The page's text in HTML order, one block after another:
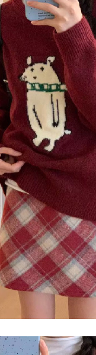
／服務後，再付款。
結帳流程】
AFTEE先享後付」後，將跳
證並確認金額後，即可完成
您將收到繳費通知簡訊。
後14天內，點擊此簡訊中的
元方式進行付款，方視為交
成當下不需立刻繳費，但若
商家同意取消之訂單仍視為
AFTEE先享後付 」之結帳頁
需取消欲退款等相關疑問，
份有限公司提供之「AFTEE
範圍內提供個人資料，並將
有限公司。
事宜，請瀏覽以下網址：
事先徵得法定代理人或監護
若未經同意申辦者引起之損
後付」時，將依據個別帳號
額度；若仍有額度不足之情
。
帳號或使用他人資訊註冊。
將有權停止該用戶之使用額
含以上)免運費
含以上)免運費
含以上)免運費
含以上)免運費
含以上)免運費
含以上)免運費
含以上)免運費